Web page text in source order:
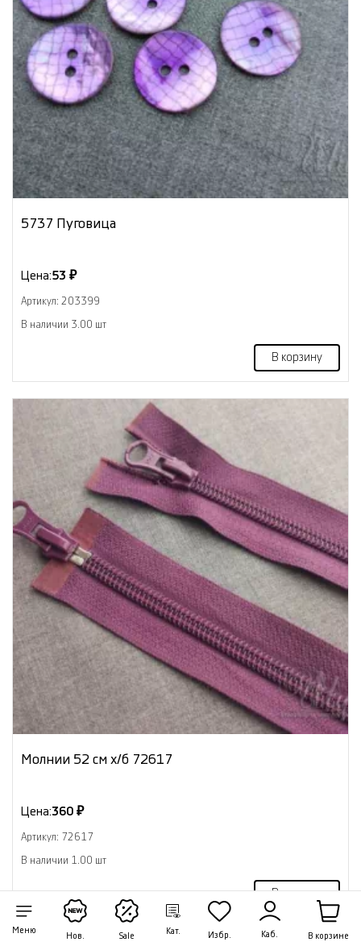
Меню
Нов. Sale
Кат. Избр. Каб. В корзине
5737 Пуговица
Цена:53 ₽
Артикул: 203399
В наличии 3.00 шт
В корзину
Молнии 52 см х/б 72617
Цена:360 ₽
Артикул: 72617
В наличии 1.00 шт
В корзину